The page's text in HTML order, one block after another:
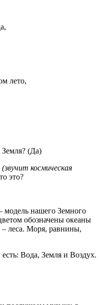
лето,
Земля? (Да)
(звучит космическая
это?
модель нашего Земного
обозначены океаны
леса. Моря, равнины,
Вода, Земля и Воздух.